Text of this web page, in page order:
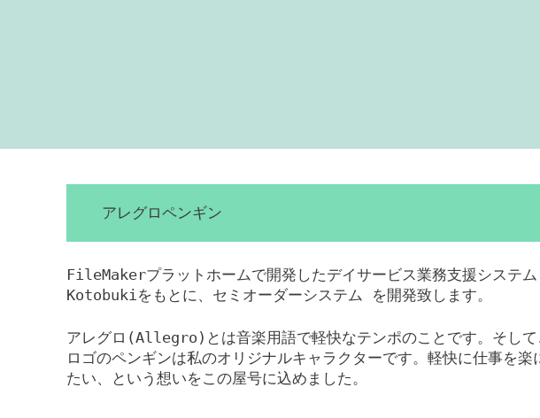
アレグロペンギン
FileMakerプラットホームで開発したデイサービス業務支援システム
Kotobukiをもとに、セミオーダーシステム を開発致します。
アレグロ(Allegro)とは音楽用語で軽快なテンポのことです。そして
ロゴのペンギンは私のオリジナルキャラクターです。軽快に仕事を楽
たい、という想いをこの屋号に込めました。